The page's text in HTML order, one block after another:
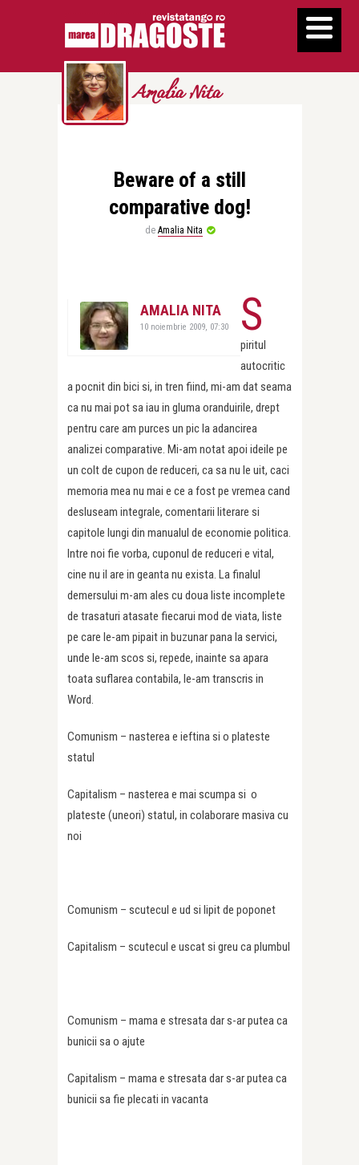
Amalia Nita
Beware of a still
comparative dog!
de Amalia Nita
AMALIA NITA
10 noiembrie 2009, 07:30 S
piritul
autocritic
a pocnit din bici si, in tren fiind, mi-am dat seama
ca nu mai pot sa iau in gluma oranduirile, drept
pentru care am purces un pic la adancirea
analizei comparative. Mi-am notat apoi ideile pe
un colt de cupon de reduceri, ca sa nu le uit, caci
memoria mea nu mai e ce a fost pe vremea cand
desluseam integrale, comentarii literare si
capitole lungi din manualul de economie politica.
Intre noi fie vorba, cuponul de reduceri e vital,
cine nu il are in geanta nu exista. La finalul
demersului m-am ales cu doua liste incomplete
de trasaturi atasate fiecarui mod de viata, liste
pe care le-am pipait in buzunar pana la servici,
unde le-am scos si, repede, inainte sa apara
toata suflarea contabila, le-am transcris in
Word.
Comunism – nasterea e ieftina si o plateste
statul
Capitalism – nasterea e mai scumpa si o
plateste (uneori) statul, in colaborare masiva cu
noi
Comunism – scutecul e ud si lipit de poponet
Capitalism – scutecul e uscat si greu ca plumbul
Comunism – mama e stresata dar s-ar putea ca
bunicii sa o ajute
Capitalism – mama e stresata dar s-ar putea ca
bunicii sa fie plecati in vacanta